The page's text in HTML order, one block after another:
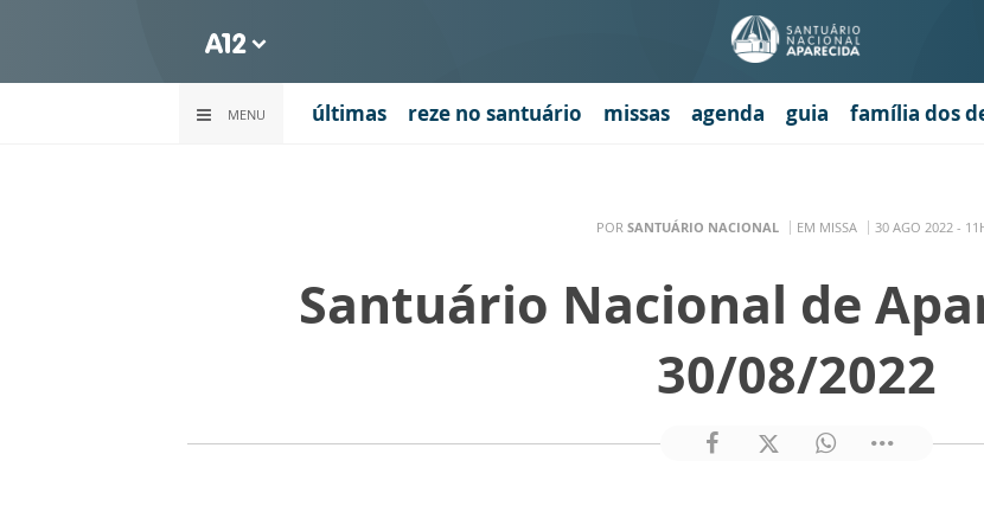
MENU últimas reze no santuário missas agenda guia família dos
POR SANTUÁRIO NACIONAL EM MISSA 30 AGO 2022 -
Santuário Nacional de
30/08/2022